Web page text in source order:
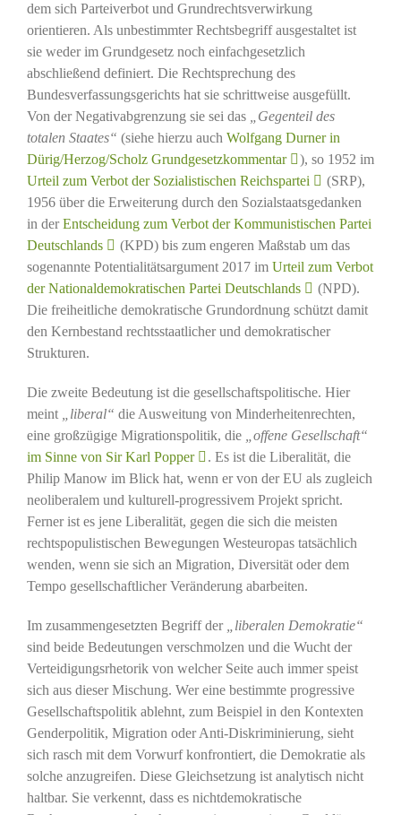
dem sich Parteiverbot und Grundrechtsverwirkung
orientieren. Als unbestimmter Rechtsbegriff ausgestaltet ist
sie weder im Grundgesetz noch einfachgesetzlich
abschließend definiert. Die Rechtsprechung des
Bundesverfassungsgerichts hat sie schrittweise ausgefüllt.
Von der Negativabgrenzung sie sei das
„Gegenteil des
totalen Staates“ (siehe hierzu auch Wolfgang Durner in
Dürig/Herzog/Scholz Grundgesetzkommentar
), so 1952 im
Urteil zum Verbot der Sozialistischen Reichspartei
(SRP),
1956 über die Erweiterung durch den Sozialstaatsgedanken
in derEntscheidung zum Verbot der Kommunistischen Partei
Deutschlands
(KPD) bis zum engeren Maßstab um das
sogenannte Potentialitätsargument 2017 im Urteil zum Verbot
der Nationaldemokratischen Partei Deutschlands
(NPD).
Die freiheitliche demokratische Grundordnung schützt damit
den Kernbestand rechtsstaatlicher und demokratischer
Strukturen.
Die zweite Bedeutung ist die gesellschaftspolitische. Hier
meint
„liberal“ die Ausweitung von Minderheitenrechten,
eine großzügige Migrationspolitik, die
„offene Gesellschaft“
im Sinne von Sir Karl Popper
. Es ist die Liberalität, die
Philip Manow im Blick hat, wenn er von der EU als zugleich
neoliberalem und kulturell-progressivem Projekt spricht.
Ferner ist es jene Liberalität, gegen die sich die meisten
rechtspopulistischen Bewegungen Westeuropas tatsächlich
wenden, wenn sie sich an Migration, Diversität oder dem
Tempo gesellschaftlicher Veränderung abarbeiten.
Im zusammengesetzten Begriff der
„liberalen Demokratie“
sind beide Bedeutungen verschmolzen und die Wucht der
Verteidigungsrhetorik von welcher Seite auch immer speist
sich aus dieser Mischung. Wer eine bestimmte progressive
Gesellschaftspolitik ablehnt, zum Beispiel in den Kontexten
Genderpolitik, Migration oder Anti-Diskriminierung, sieht
sich rasch mit dem Vorwurf konfrontiert, die Demokratie als
solche anzugreifen. Diese Gleichsetzung ist analytisch nicht
haltbar. Sie verkennt, dass es nichtdemokratische